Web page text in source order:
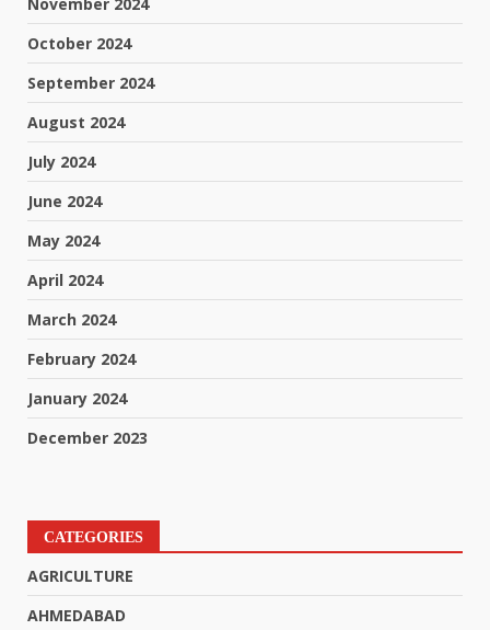
October 2024
September 2024
August 2024
July 2024
June 2024
May 2024
April 2024
March 2024
February 2024
January 2024
December 2023
CATEGORIES
AGRICULTURE
AHMEDABAD